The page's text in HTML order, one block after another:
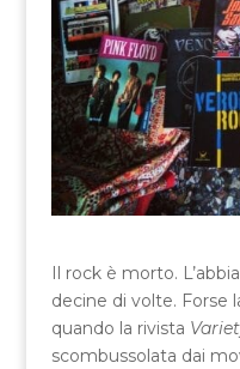
Il rock è morto.
decine di volte. Forse
quando la rivista
scombussolata dai